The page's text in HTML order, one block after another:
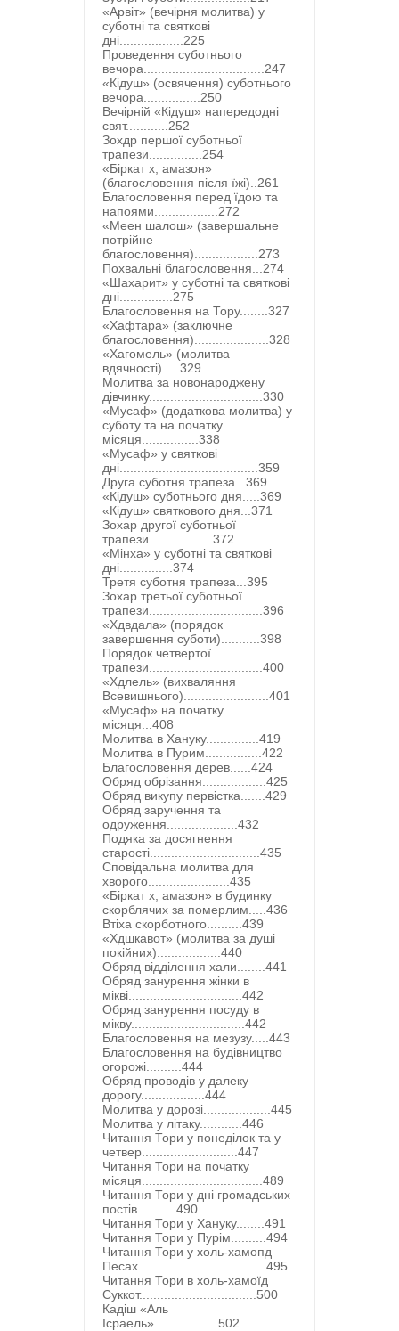
«Арвіт» (вечірня молитва) у
суботні та святкові
дні..................225
Проведення суботнього
вечора..................................247
«Кідуш» (освячення) суботнього
вечора................250
Вечірній «Кідуш» напередодні
свят............252
Зохдр першої суботньої
трапези...............254
«Біркат х, амазон»
(благословення після їжі)..261
Благословення перед їдою та
напоями..................272
«Меен шалош» (завершальне
потрійне
благословення)..................273
Похвальні благословення...274
«Шахарит» у суботні та святкові
дні...............275
Благословення на Тору........327
«Хафтара» (заключне
благословення).....................328
«Хагомель» (молитва
вдячності).....329
Молитва за новонароджену
дівчинку................................330
«Мусаф» (додаткова молитва) у
суботу та на початку
місяця................338
«Мусаф» у святкові
дні.......................................359
Друга суботня трапеза...369
«Кідуш» суботнього дня.....369
«Кідуш» святкового дня...371
Зохар другої суботньої
трапези..................372
«Мінха» у суботні та святкові
дні...............374
Третя суботня трапеза...395
Зохар третьої суботньої
трапези................................396
«Хдвдала» (порядок
завершення суботи)...........398
Порядок четвертої
трапези................................400
«Хдлель» (вихваляння
Всевишнього)........................401
«Мусаф» на початку
місяця...408
Молитва в Хануку...............419
Молитва в Пурим................422
Благословення дерев......424
Обряд обрізання..................425
Обряд викупу первістка.......429
Обряд заручення та
одруження....................432
Подяка за досягнення
старості...............................435
Сповідальна молитва для
хворого.......................435
«Біркат х, амазон» в будинку
скорблячих за померлим.....436
Втіха скорботного..........439
«Хдшкавот» (молитва за душі
покійних)..................440
Обряд відділення хали........441
Обряд занурення жінки в
мікві................................442
Обряд занурення посуду в
мікву................................442
Благословення на мезузу.....443
Благословення на будівництво
огорожі..........444
Обряд проводів у далеку
дорогу..................444
Молитва у дорозі...................445
Молитва у літаку............446
Читання Тори у понеділок та у
четвер...........................447
Читання Тори на початку
місяця..................................489
Читання Тори у дні громадських
постів...........490
Читання Тори у Хануку........491
Читання Тори у Пурім..........494
Читання Тори у холь-хамопд
Песах....................................495
Читання Тори в холь-хамоїд
Суккот.................................500
Кадіш «Аль
Ісраель»..................502